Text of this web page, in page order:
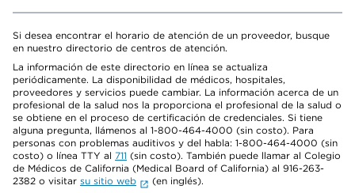
Si desea encontrar el horario de atención de un proveedor, busque
en nuestro directorio de centros de atención.
La información de este directorio en línea se actualiza
periódicamente. La disponibilidad de médicos, hospitales,
proveedores y servicios puede cambiar. La información acerca de un
profesional de la salud nos la proporciona el profesional de la salud o
se obtiene en el proceso de certificación de credenciales. Si tiene
alguna pregunta, llámenos al 1-800-464-4000 (sin costo). Para
personas con problemas auditivos y del habla: 1-800-464-4000 (sin
costo) o línea TTY al 711 (sin costo). También puede llamar al Colegio
de Médicos de California (Medical Board of California) al 916-263-
2382 o visitar su sitio web
(en inglés).